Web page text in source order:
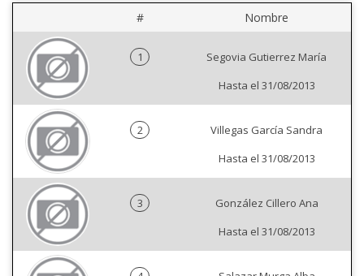
# Nombre
1
Segovia Gutierrez María
Hasta el 31/08/2013
2
Villegas García Sandra
Hasta el 31/08/2013
3
González Cillero Ana
Hasta el 31/08/2013